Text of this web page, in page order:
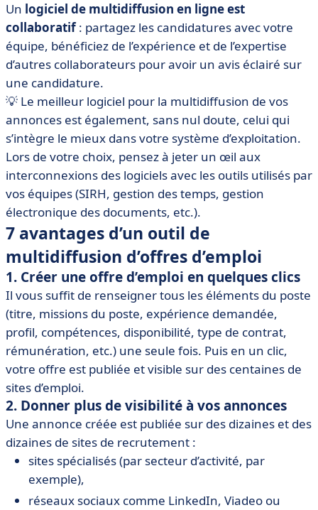
Un logiciel de multidiffusion en ligne est
collaboratif: partagez les candidatures avec votre
équipe, bénéficiez de l’expérience et de l’expertise
d’autres collaborateurs pour avoir un avis éclairé sur
une candidature.
💡 Le meilleur logiciel pour la multidiffusion de vos
annonces est également, sans nul doute, celui qui
s’intègre le mieux dans votre système d’exploitation.
Lors de votre choix, pensez à jeter un œil aux
interconnexions des logiciels avec les outils utilisés par
vos équipes (SIRH, gestion des temps, gestion
électronique des documents, etc.).
7 avantages d’un outil de
multidiffusion d’offres d’emploi
1. Créer une offre d’emploi en quelques clics
Il vous suffit de renseigner tous les éléments du poste
(titre, missions du poste, expérience demandée,
profil, compétences, disponibilité, type de contrat,
rémunération, etc.) une seule fois. Puis en un clic,
votre offre est publiée et visible sur des centaines de
sites d’emploi.
2. Donner plus de visibilité à vos annonces
Une annonce créée est publiée sur des dizaines et des
dizaines de sites de recrutement :
sites spécialisés (par secteur d’activité, par
exemple),
réseaux sociaux comme LinkedIn, Viadeo ou